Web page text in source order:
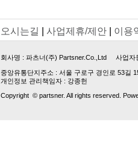
오시는길 사업제휴/제안 이용
회사명 : 파츠너(주) Partsner.Co.,Ltd 사업자
중앙유통단지주소 : 서울 구로구 경인로 53길
개인정보 관리책임자 : 강종헌
Copyright © partsner. All rights reserved.